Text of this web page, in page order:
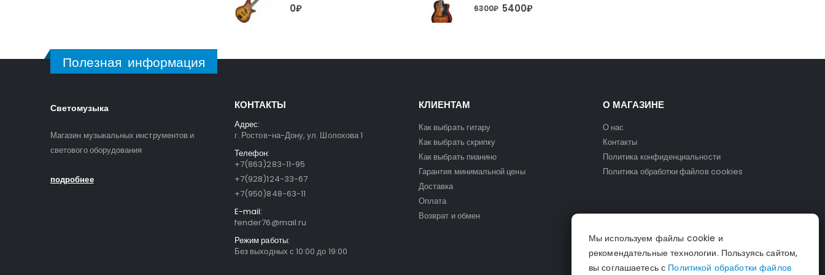
0₽ 6300₽ 5400₽
Полезная информация
Светомузыка
Магазин музыкальных инструментов и
светового оборудования
подробнее
КОНТАКТЫ
Адрес:
г. Ростов-на-Дону, ул. Шолохова 1
Телефон:
+7(863)283-11-95
+7(928)124-33-67
+7(950)848-63-11
E-mail:
fender76@mail.ru
Режим работы:
Без выходных с 10:00 до 19:00
КЛИЕНТАМ
Как выбрать гитару
Как выбрать скрипку
Как выбрать пианино
Гарантия минимальной цены
Доставка
Оплата
Возврат и обмен
О МАГАЗИНЕ
О нас
Контакты
Политика конфиденциальности
Политика обработки файлов cookies
Мы используем файлы cookie и
рекомендательные технологии. Пользуясь сайтом,
вы соглашаетесь с Политикой обработки файлов